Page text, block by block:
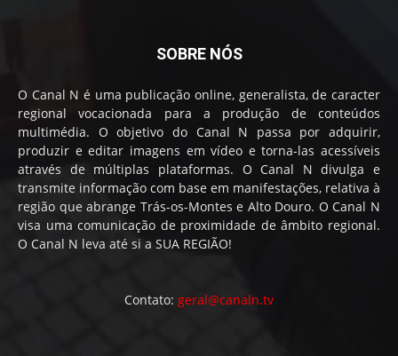
SOBRE NÓS
O Canal N é uma publicação online, generalista, de caracter
regional vocacionada para a produção de conteúdos
multimédia. O objetivo do Canal N passa por adquirir,
produzir e editar imagens em vídeo e torna-las acessíveis
através de múltiplas plataformas. O Canal N divulga e
transmite informação com base em manifestações, relativa à
região que abrange Trás-os-Montes e Alto Douro. O Canal N
visa uma comunicação de proximidade de âmbito regional.
O Canal N leva até si a SUA REGIÃO!
Contato: geral@canaln.tv